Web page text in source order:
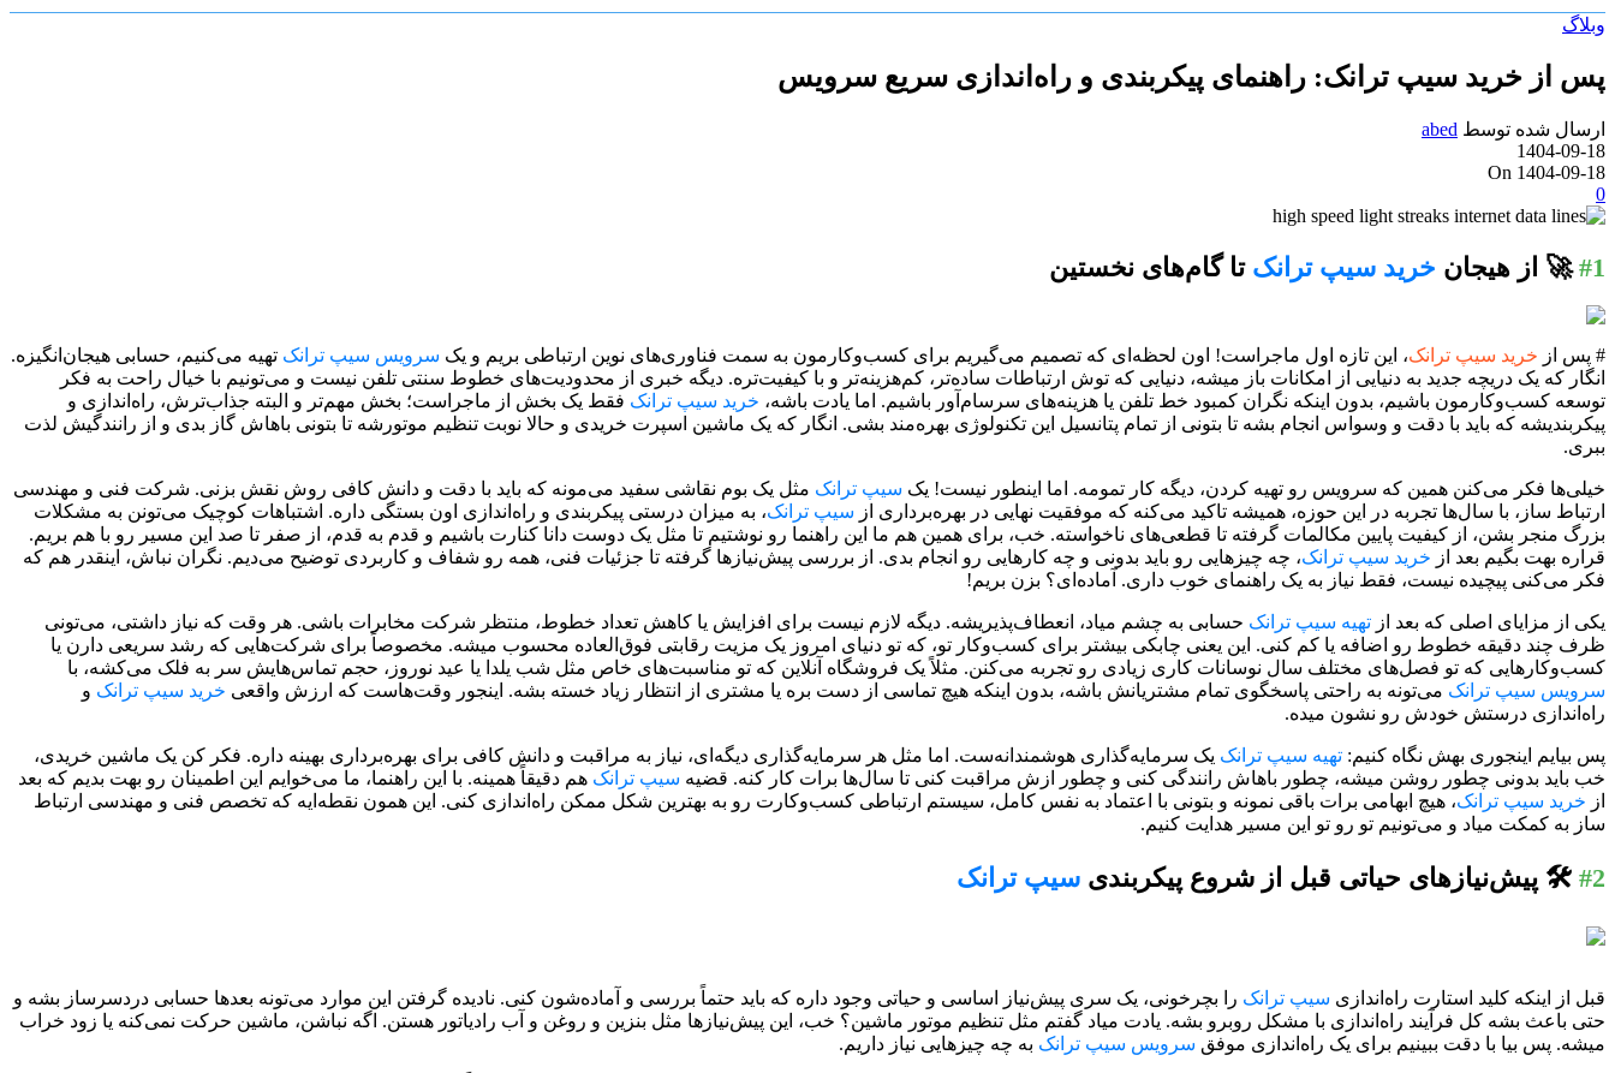
وبلاگ
پس از خرید سیپ ترانک: راهنمای پیکربندی و راه‌اندازی سریع سرویس
ارسال شده توسط abed
1404-09-18
On 1404-09-18
0
#1🚀 از هیجان خرید سیپ ترانک تا گام‌های نخستین
# پس از خرید سیپ ترانک، این تازه اول ماجراست! اون لحظه‌ای که تصمیم می‌گیریم برای کسب‌وکارمون به سمت فناوری‌های نوین ارتباطی بریم و یک سرویس سیپ ترانک تهیه می‌کنیم، حسابی هیجان‌انگیزه.
انگار که یک دریچه جدید به دنیایی از امکانات باز میشه، دنیایی که توش ارتباطات ساده‌تر، کم‌هزینه‌تر و با کیفیت‌تره. دیگه خبری از محدودیت‌های خطوط سنتی تلفن نیست و می‌تونیم با خیال راحت به فکر
توسعه کسب‌وکارمون باشیم، بدون اینکه نگران کمبود خط تلفن یا هزینه‌های سرسام‌آور باشیم. اما یادت باشه، خرید سیپ ترانک فقط یک بخش از ماجراست؛ بخش مهم‌تر و البته جذاب‌ترش، راه‌اندازی و
پیکربندیشه که باید با دقت و وسواس انجام بشه تا بتونی از تمام پتانسیل این تکنولوژی بهره‌مند بشی. انگار که یک ماشین اسپرت خریدی و حالا نوبت تنظیم موتورشه تا بتونی باهاش گاز بدی و از رانندگیش لذت
ببری.
خیلی‌ها فکر می‌کنن همین که سرویس رو تهیه کردن، دیگه کار تمومه. اما اینطور نیست! یک سیپ ترانک مثل یک بوم نقاشی سفید می‌مونه که باید با دقت و دانش کافی روش نقش بزنی. شرکت فنی و مهندسی
ارتباط ساز، با سال‌ها تجربه در این حوزه، همیشه تاکید می‌کنه که موفقیت نهایی در بهره‌برداری از سیپ ترانک، به میزان درستی پیکربندی و راه‌اندازی اون بستگی داره. اشتباهات کوچیک می‌تونن به مشکلات
بزرگ منجر بشن، از کیفیت پایین مکالمات گرفته تا قطعی‌های ناخواسته. خب، برای همین هم ما این راهنما رو نوشتیم تا مثل یک دوست دانا کنارت باشیم و قدم به قدم، از صفر تا صد این مسیر رو با هم بریم.
قراره بهت بگیم بعد از خرید سیپ ترانک، چه چیزهایی رو باید بدونی و چه کارهایی رو انجام بدی. از بررسی پیش‌نیازها گرفته تا جزئیات فنی، همه رو شفاف و کاربردی توضیح می‌دیم. نگران نباش، اینقدر هم که
فکر می‌کنی پیچیده نیست، فقط نیاز به یک راهنمای خوب داری. آماده‌ای؟ بزن بریم!
یکی از مزایای اصلی که بعد از تهیه سیپ ترانک حسابی به چشم میاد، انعطاف‌پذیریشه. دیگه لازم نیست برای افزایش یا کاهش تعداد خطوط، منتظر شرکت مخابرات باشی. هر وقت که نیاز داشتی، می‌تونی
ظرف چند دقیقه خطوط رو اضافه یا کم کنی. این یعنی چابکی بیشتر برای کسب‌وکار تو، که تو دنیای امروز یک مزیت رقابتی فوق‌العاده محسوب میشه. مخصوصاً برای شرکت‌هایی که رشد سریعی دارن یا
کسب‌وکارهایی که تو فصل‌های مختلف سال نوسانات کاری زیادی رو تجربه می‌کنن. مثلاً یک فروشگاه آنلاین که تو مناسبت‌های خاص مثل شب یلدا یا عید نوروز، حجم تماس‌هایش سر به فلک می‌کشه، با
سرویس سیپ ترانک می‌تونه به راحتی پاسخگوی تمام مشتریانش باشه، بدون اینکه هیچ تماسی از دست بره یا مشتری از انتظار زیاد خسته بشه. اینجور وقت‌هاست که ارزش واقعی خرید سیپ ترانک و
راه‌اندازی درستش خودش رو نشون میده.
پس بیایم اینجوری بهش نگاه کنیم: تهیه سیپ ترانک یک سرمایه‌گذاری هوشمندانه‌ست. اما مثل هر سرمایه‌گذاری دیگه‌ای، نیاز به مراقبت و دانش کافی برای بهره‌برداری بهینه داره. فکر کن یک ماشین خریدی،
خب باید بدونی چطور روشن میشه، چطور باهاش رانندگی کنی و چطور ازش مراقبت کنی تا سال‌ها برات کار کنه. قضیه سیپ ترانک هم دقیقاً همینه. با این راهنما، ما می‌خوایم این اطمینان رو بهت بدیم که بعد
از خرید سیپ ترانک، هیچ ابهامی برات باقی نمونه و بتونی با اعتماد به نفس کامل، سیستم ارتباطی کسب‌وکارت رو به بهترین شکل ممکن راه‌اندازی کنی. این همون نقطه‌ایه که تخصص فنی و مهندسی ارتباط
ساز به کمکت میاد و می‌تونیم تو رو تو این مسیر هدایت کنیم.
#2 🛠️ پیش‌نیازهای حیاتی قبل از شروع پیکربندی سیپ ترانک
قبل از اینکه کلید استارت راه‌اندازی سیپ ترانک را بچرخونی، یک سری پیش‌نیاز اساسی و حیاتی وجود داره که باید حتماً بررسی و آماده‌شون کنی. نادیده گرفتن این موارد می‌تونه بعدها حسابی دردسرساز بشه و
حتی باعث بشه کل فرآیند راه‌اندازی با مشکل روبرو بشه. یادت میاد گفتم مثل تنظیم موتور ماشین؟ خب، این پیش‌نیازها مثل بنزین و روغن و آب رادیاتور هستن. اگه نباشن، ماشین حرکت نمی‌کنه یا زود خراب
میشه. پس بیا با دقت ببینیم برای یک راه‌اندازی موفق سرویس سیپ ترانک به چه چیزهایی نیاز داریم.